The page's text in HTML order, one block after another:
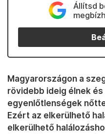
Állítsd
Magyarországon a
rövidebb ideig élnek és
egyenlőtlenségek
Ezért az elkerülhető
elkerülhető